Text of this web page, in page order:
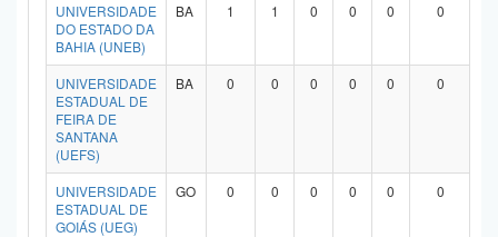
UNIVERSIDADE
DO ESTADO DA
BAHIA (UNEB)
BA 1 1 0 0 0 0
UNIVERSIDADE
ESTADUAL DE
FEIRA DE
SANTANA
(UEFS)
BA 0 0 0 0 0 0
UNIVERSIDADE
ESTADUAL DE
GOIÁS (UEG)
GO 0 0 0 0 0 0